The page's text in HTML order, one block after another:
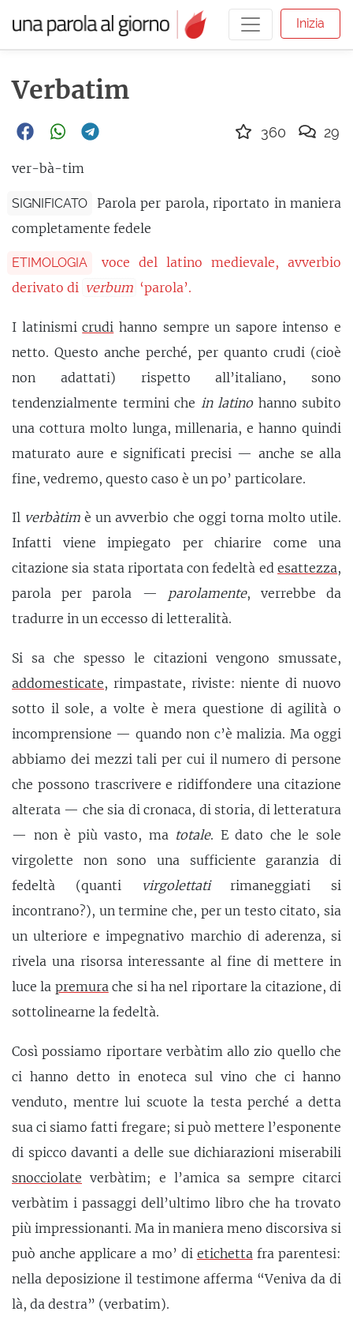
Inizia
Verbatim
ver-bà-tim
SIGNIFICATO
Parola per parola, riportato in maniera
completamente fedele
ETIMOLOGIA
voce del latino medievale, avverbio
derivato di verbum ‘parola’.
I latinismicrudi hanno sempre un sapore intenso e
netto. Questo anche perché, per quanto crudi (cioè
non adattati) rispetto all’italiano, sono
tendenzialmente termini che in latino hanno subito
una cottura molto lunga, millenaria, e hanno quindi
maturato aure e significati precisi — anche se alla
fine, vedremo, questo caso è un po’ particolare.
Il verbàtim è un avverbio che oggi torna molto utile.
Infatti viene impiegato per chiarire come una
citazione sia stata riportata con fedeltà ed esattezza,
parola per parola — parolamente, verrebbe da
tradurre in un eccesso di letteralità.
Si sa che spesso le citazioni vengono smussate,
addomesticate, rimpastate, riviste: niente di nuovo
sotto il sole, a volte è mera questione di agilità o
incomprensione — quando non c’è malizia. Ma oggi
abbiamo dei mezzi tali per cui il numero di persone
che possono trascrivere e ridiffondere una citazione
alterata — che sia di cronaca, di storia, di letteratura
— non è più vasto, ma totale. E dato che le sole
virgolette non sono una sufficiente garanzia di
fedeltà (quanti
virgolettatirimaneggiati si
incontrano?), un termine che, per un testo citato, sia
un ulteriore e impegnativo marchio di aderenza, si
rivela una risorsa interessante al fine di mettere in
luce la premura che si ha nel riportare la citazione, di
sottolinearne la fedeltà.
Così possiamo riportare verbàtim allo zio quello che
ci hanno detto in enoteca sul vino che ci hanno
venduto, mentre lui scuote la testa perché a detta
sua ci siamo fatti fregare; si può mettere l’esponente
di spicco davanti a delle sue dichiarazioni miserabili
snocciolate verbàtim; e l’amica sa sempre citarci
verbàtim i passaggi dell’ultimo libro che ha trovato
più impressionanti. Ma in maniera meno discorsiva si
può anche applicare a mo’ di etichetta fra parentesi:
nella deposizione il testimone afferma “Veniva da di
là, da destra” (verbatim).
360 29